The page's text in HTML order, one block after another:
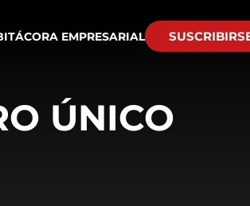
EMPRESARIAL
ÚNICO